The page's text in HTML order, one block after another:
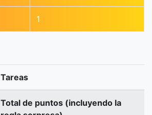
1
Tareas
Total de puntos (incluyendo la